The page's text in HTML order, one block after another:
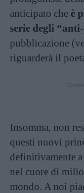
anticipato che è
serie degli
pubblicazione
riguarderà il
Insomma, non
questi nuovi
definitivamente
nel cuore di
mondo. A noi